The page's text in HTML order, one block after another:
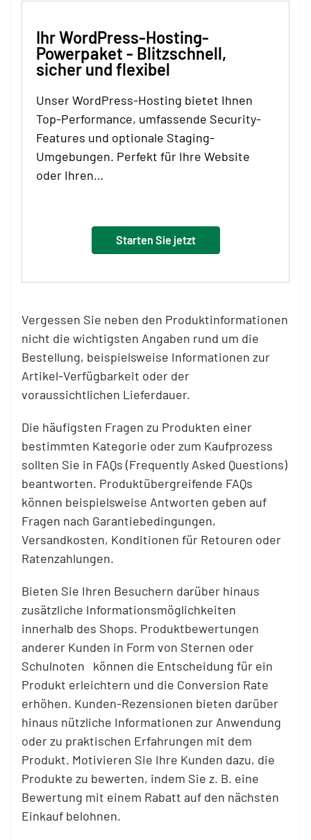
Ihr WordPress-Hosting-
Powerpaket - Blitzschnell,
sicher und flexibel
Unser WordPress-Hosting bietet Ihnen
Top-Performance, umfassende Security-
Features und optionale Staging-
Umgebungen. Perfekt für Ihre Website
oder Ihren…
Starten Sie jetzt
Vergessen Sie neben den Produktinformationen
nicht die wichtigsten Angaben rund um die
Bestellung, beispielsweise Informationen zur
Artikel-Verfügbarkeit oder der
voraussichtlichen Lieferdauer.
Die häufigsten Fragen zu Produkten einer
bestimmten Kategorie oder zum Kaufprozess
sollten Sie in FAQs (Frequently Asked Questions)
beantworten. Produktübergreifende FAQs
können beispielsweise Antworten geben auf
Fragen nach Garantiebedingungen,
Versandkosten, Konditionen für Retouren oder
Ratenzahlungen.
Bieten Sie Ihren Besuchern darüber hinaus
zusätzliche Informationsmöglichkeiten
innerhalb des Shops. Produktbewertungen
anderer Kunden in Form von Sternen oder
Schulnoten können die Entscheidung für ein
Produkt erleichtern und die Conversion Rate
erhöhen. Kunden-Rezensionen bieten darüber
hinaus nützliche Informationen zur Anwendung
oder zu praktischen Erfahrungen mit dem
Produkt. Motivieren Sie Ihre Kunden dazu, die
Produkte zu bewerten, indem Sie z. B. eine
Bewertung mit einem Rabatt auf den nächsten
Einkauf belohnen.